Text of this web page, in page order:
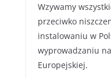
Wzywamy
przeciwko
instalowaniu w
wyprowadzaniu
Europejskiej.